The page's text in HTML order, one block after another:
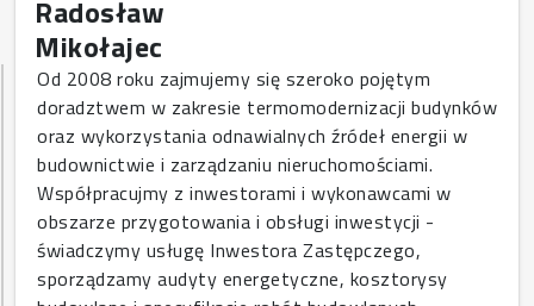
Radosław
Mikołajec
Od 2008 roku zajmujemy się szeroko pojętym
doradztwem w zakresie termomodernizacji budynków
oraz wykorzystania odnawialnych źródeł energii w
budownictwie i zarządzaniu nieruchomościami.
Współpracujmy z inwestorami i wykonawcami w
obszarze przygotowania i obsługi inwestycji -
świadczymy usługę Inwestora Zastępczego,
sporządzamy audyty energetyczne, kosztorysy